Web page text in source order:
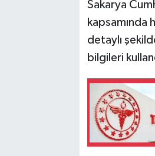
Sakarya
kapsamında
detaylı
bilgileri